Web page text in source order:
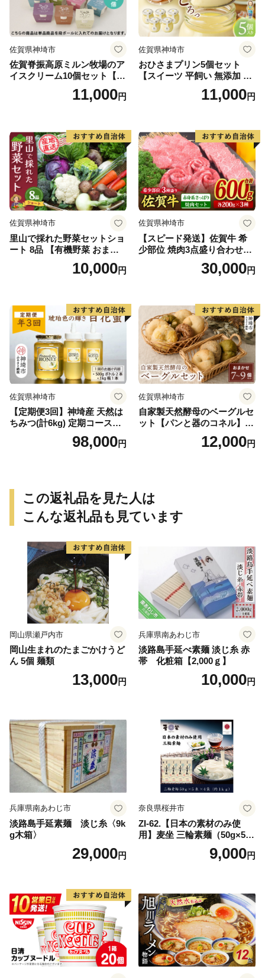
佐賀県神埼市
佐賀脊振高原ミルン牧場のア
イスクリーム10個セット【手
作り 濃厚 生乳 ミルク バニラ
抹茶 チョコ ストロベリー ラ
11,000円
佐賀県神埼市
おひさまプリン5個セット
【スイーツ 平飼い 無添加 有
精卵 ミルン牧場 牛乳 プリン
県 プリンマップ】(H073108)
11,000円
佐賀県神埼市
里山で採れた野菜セットショ
ート 8品 【有機野菜 おまか
せ野菜セット イタリア野菜
西洋野菜】(H078101)10,000円
佐賀県神埼市
【スピード発送】佐賀牛 希
少部位 焼肉3点盛り合わせ
【赤身系さっぱり】600g（2
00g×3種）A5 A4【希少 国産
30,000円
佐賀県神埼市
【定期便3回】神埼産 天然は
ちみつ(計6kg) 定期コースH
【国産 神埼産 おすすめ 無添
加 贈り物 定期便】(H049133)
98,000円
佐賀県神埼市
自家製天然酵母のベーグルセ
ット【パンと器のコネル】
【パンと器のコネル もっち
りベーグル 国産小麦 パン 自
12,000円
この返礼品を見た人は
こんな返礼品も見ています
岡山県瀬戸内市
岡山生まれのたまごかけうど
ん 5個 麺類
13,000円
兵庫県南あわじ市
淡路島手延べ素麺 淡じ糸 赤
帯 化粧箱【2,000ｇ】
10,000円
兵庫県南あわじ市
淡路島手延素麺 淡じ糸〈9k
g木箱〉
29,000円
奈良県桜井市
ZI-62.【日本の素材のみ使
用】麦坐 三輪素麺（50g×5束
9,000円